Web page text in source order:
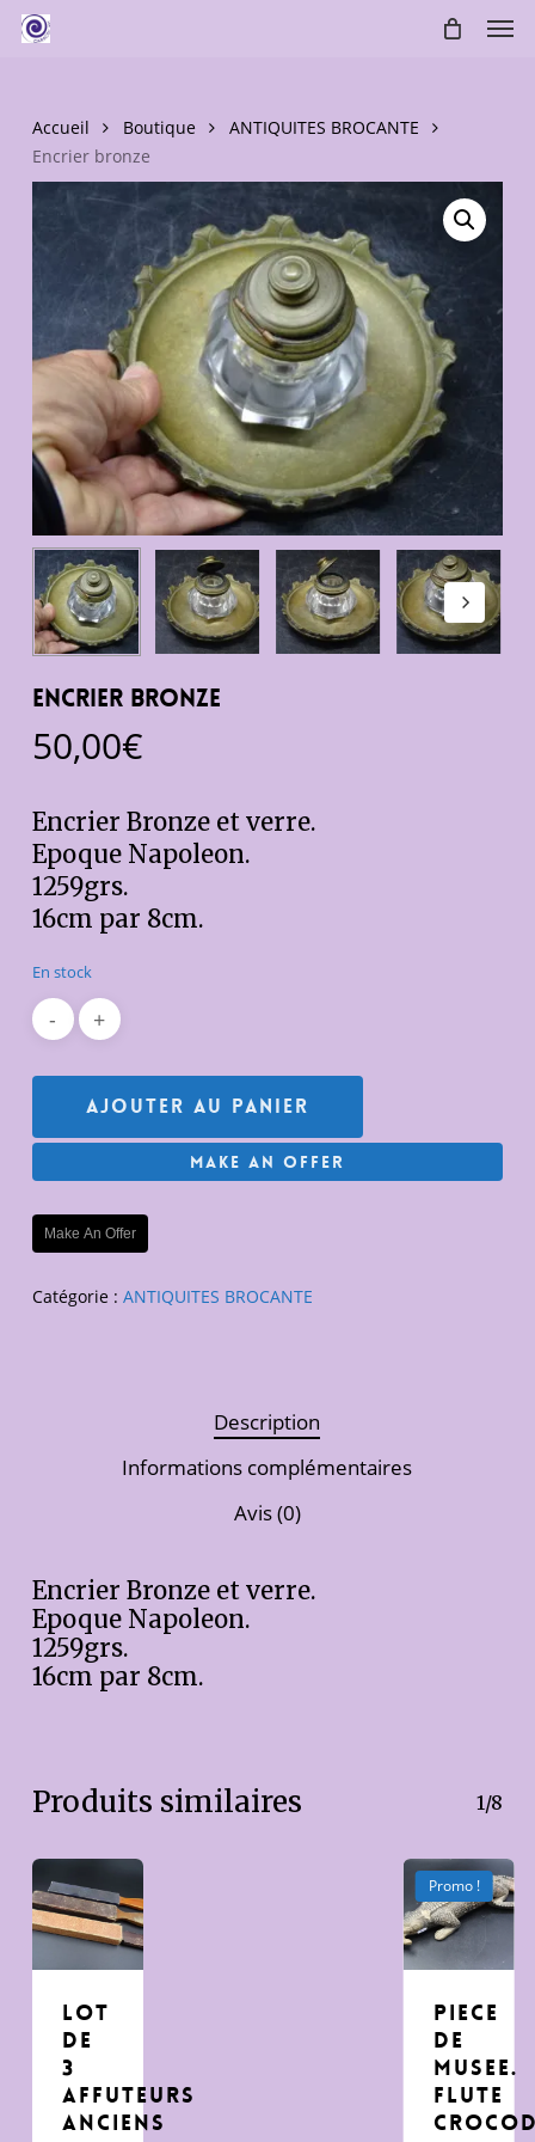
main
Accueil Boutique
ANTIQUITES BROCANTE
Encrier bronze
Encrier bronze
50,00€
Encrier Bronze et verre.
Epoque Napoleon.
1259grs.
16cm par 8cm.
En stock
Ajouter Au Panier
Make An Offer
Make An Offer
Catégorie : ANTIQUITES BROCANTE
Description
Informations complémentaires
Avis (0)
Encrier Bronze et verre.
Epoque Napoleon.
1259grs.
16cm par 8cm.
Produits similaires 1/8
LOT
DE
3
AFFUTEURS
ANCIENS
Promo !
Piece
de
Musee.
flute